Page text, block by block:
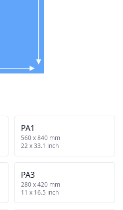
PA1
560 x 840 mm
22 x 33.1 inch
PA3
280 x 420 mm
11 x 16.5 inch